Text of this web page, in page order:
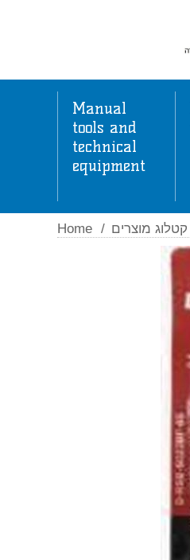
Manual
tools and
technical
equipment
Home / קטלוג מוצרים